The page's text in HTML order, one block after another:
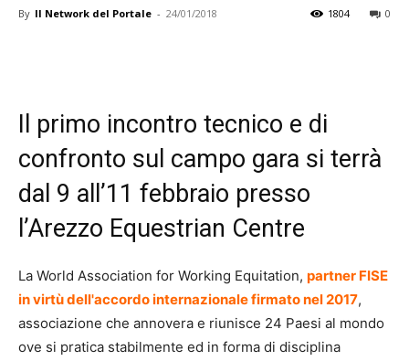
By Il Network del Portale - 24/01/2018 0
1804
Il primo incontro tecnico e di
confronto sul campo gara si terrà
dal 9 all’11 febbraio presso
l’Arezzo Equestrian Centre
La World Association for Working Equitation, partner FISE
in virtù dell'accordo internazionale firmato nel 2017,
associazione che annovera e riunisce 24 Paesi al mondo
ove si pratica stabilmente ed in forma di disciplina